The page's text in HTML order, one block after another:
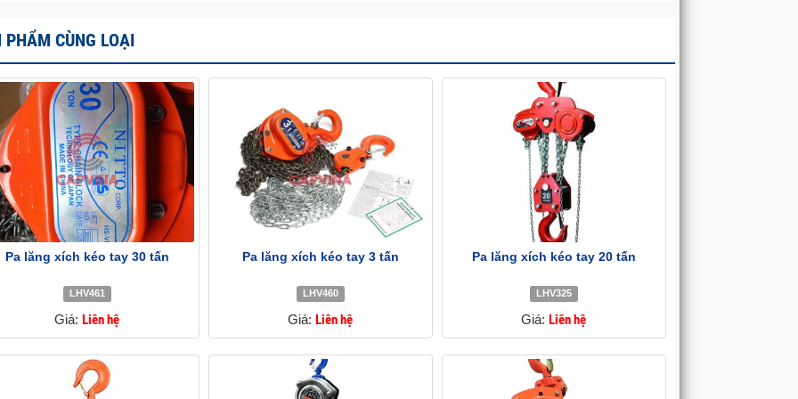
PHẨM CÙNG LOẠI
Pa lăng xích kéo tay 30 tấn
LHV461
Giá:Liên hệ
Pa lăng xích kéo tay 3 tấn
LHV460
Giá:Liên hệ
Pa lăng xích kéo tay 20 tấn
LHV325
Giá:Liên hệ